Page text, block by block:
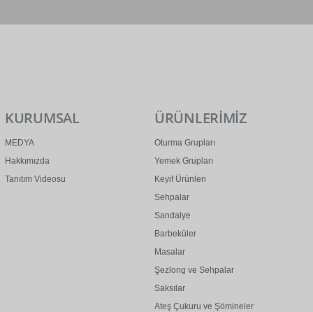
KURUMSAL
MEDYA
Hakkımızda
Tanıtım Videosu
ÜRÜNLERİMİZ
Oturma Grupları
Yemek Grupları
Keyif Ürünleri
Sehpalar
Sandalye
Barbeküler
Masalar
Şezlong ve Sehpalar
Saksılar
Ateş Çukuru ve Şömineler